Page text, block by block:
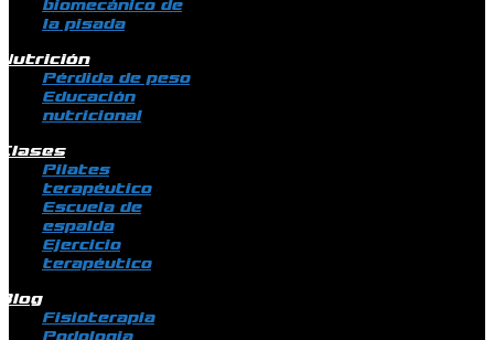
biomecánico de
la pisada
Pérdida de peso
Educación
nutricional
Pilates
terapéutico
Escuela de
espalda
Ejercicio
terapéutico
Fisioterapia
Podologia